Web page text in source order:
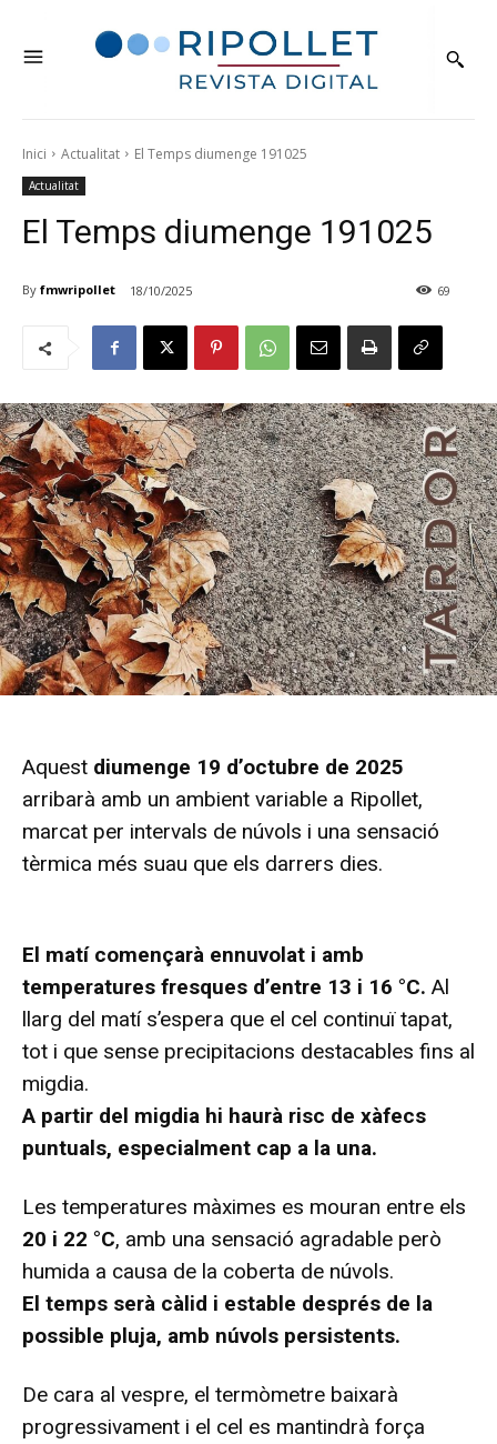
Inici Actualitat El Temps diumenge 191025
Actualitat
El Temps diumenge 191025
By fmwripollet 18/10/2025 69
Aquest diumenge 19 d’octubre de 2025
arribarà amb un ambient variable a Ripollet,
marcat per intervals de núvols i una sensació
tèrmica més suau que els darrers dies.
El matí començarà ennuvolat i amb
temperatures fresques d’entre 13 i 16 °C. Al
llarg del matí s’espera que el cel continuï tapat,
tot i que sense precipitacions destacables fins al
migdia.
A partir del migdia hi haurà risc de xàfecs
puntuals, especialment cap a la una.
Les temperatures màximes es mouran entre els
20 i 22 °C, amb una sensació agradable però
humida a causa de la coberta de núvols.
El temps serà càlid i estable després de la
possible pluja, amb núvols persistents.
De cara al vespre, el termòmetre baixarà
progressivament i el cel es mantindrà força